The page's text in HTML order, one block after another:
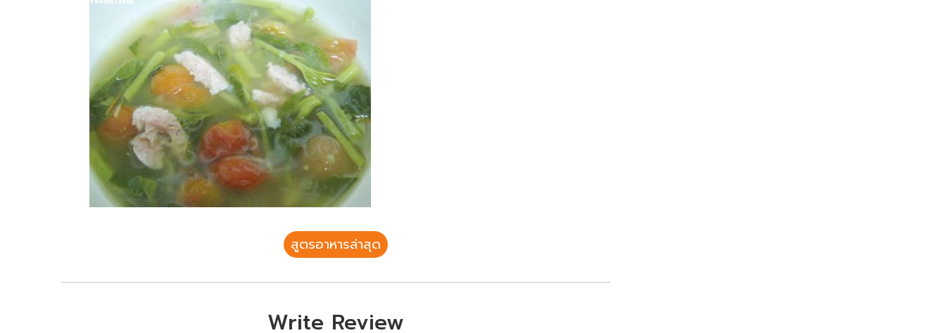
สูตรอาหารล่าสุด
Write Review